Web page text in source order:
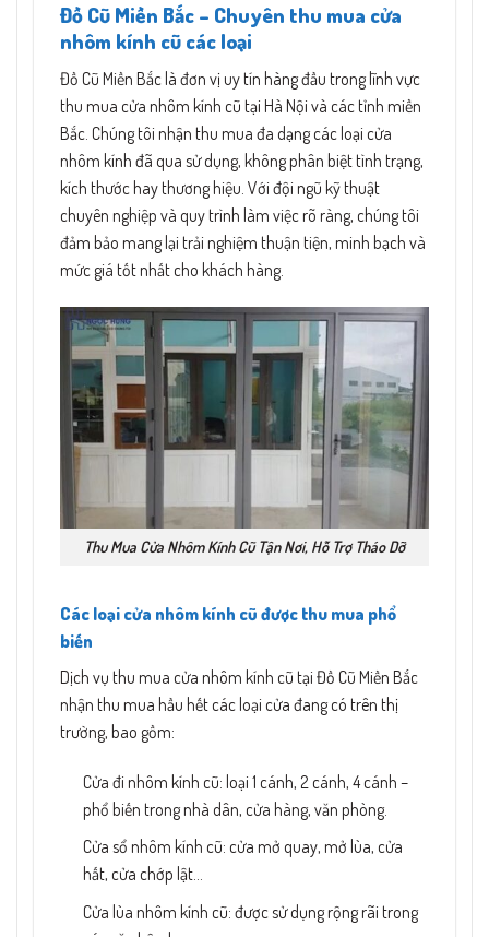
Đồ Cũ Miền Bắc – Chuyên thu mua cửa
nhôm kính cũ các loại
Đồ Cũ Miền Bắc là đơn vị uy tín hàng đầu trong lĩnh vực
thu mua cửa nhôm kính cũ tại Hà Nội và các tỉnh miền
Bắc. Chúng tôi nhận thu mua đa dạng các loại cửa
nhôm kính đã qua sử dụng, không phân biệt tình trạng,
kích thước hay thương hiệu. Với đội ngũ kỹ thuật
chuyên nghiệp và quy trình làm việc rõ ràng, chúng tôi
đảm bảo mang lại trải nghiệm thuận tiện, minh bạch và
mức giá tốt nhất cho khách hàng.
Thu Mua Cửa Nhôm Kính Cũ Tận Nơi, Hỗ Trợ Tháo Dỡ
Các loại cửa nhôm kính cũ được thu mua phổ
biến
Dịch vụ thu mua cửa nhôm kính cũ tại Đồ Cũ Miền Bắc
nhận thu mua hầu hết các loại cửa đang có trên thị
trường, bao gồm:
Cửa đi nhôm kính cũ: loại 1 cánh, 2 cánh, 4 cánh –
phổ biến trong nhà dân, cửa hàng, văn phòng.
Cửa sổ nhôm kính cũ: cửa mở quay, mở lùa, cửa
hất, cửa chớp lật…
Cửa lùa nhôm kính cũ: được sử dụng rộng rãi trong